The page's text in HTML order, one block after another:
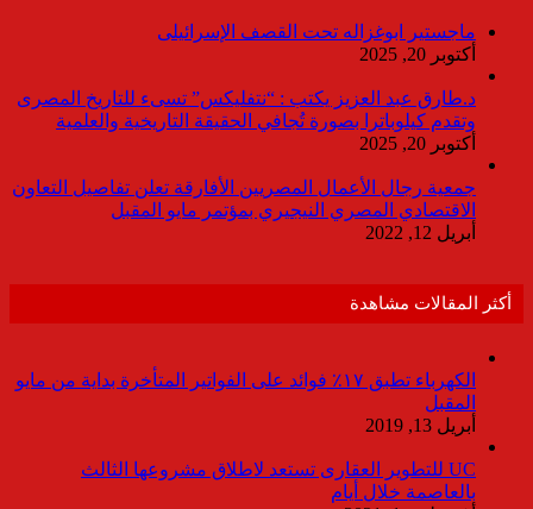
ماجستير ابوغزاله تحت القصف الإسرائيلى
أكتوبر 20, 2025
د.طارق عبد العزيز يكتب : “نتفليكس” تسىء للتاريخ المصرى
وتقدم كيلوباترا بصورة تُجافي الحقيقة التاريخية والعلمية
أكتوبر 20, 2025
جمعية رجال الأعمال المصريين الأفارقة تعلن تفاصيل التعاون
الاقتصادي المصري النيجيري بمؤتمر مايو المقبل
أبريل 12, 2022
أكثر المقالات مشاهدة
الكهرباء تطبق ١٧٪ فوائد على الفواتير المتأخرة بداية من مايو
المقبل
أبريل 13, 2019
UC للتطوير العقارى تستعد لاطلاق مشروعها الثالث
بالعاصمة خلال أيام